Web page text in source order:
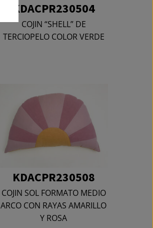
KDACPR230504
COJIN “SHELL” DE
TERCIOPELO COLOR VERDE
KDACPR230508
COJIN SOL FORMATO MEDIO
ARCO CON RAYAS AMARILLO
Y ROSA